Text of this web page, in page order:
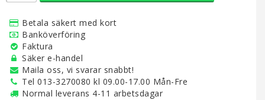
Betala säkert med kort
Banköverföring
Faktura
Säker e-handel
Maila oss, vi svarar snabbt!
Tel 013-3270080 kl 09.00-17.00 Mån-Fre
Normal leverans 4-11 arbetsdagar